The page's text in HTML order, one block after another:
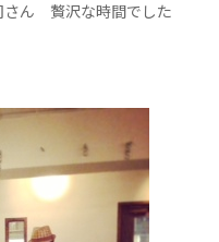
さん 贅沢な時間でした